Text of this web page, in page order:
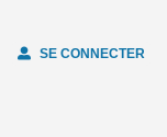
SE CONNECTER